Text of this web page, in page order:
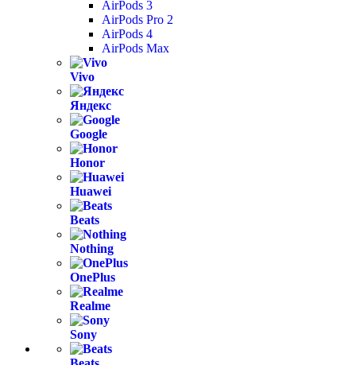
AirPods 3
AirPods Pro 2
AirPods 4
AirPods Max
Vivo
Яндекс
Google
Honor
Huawei
Beats
Nothing
OnePlus
Realme
Sony